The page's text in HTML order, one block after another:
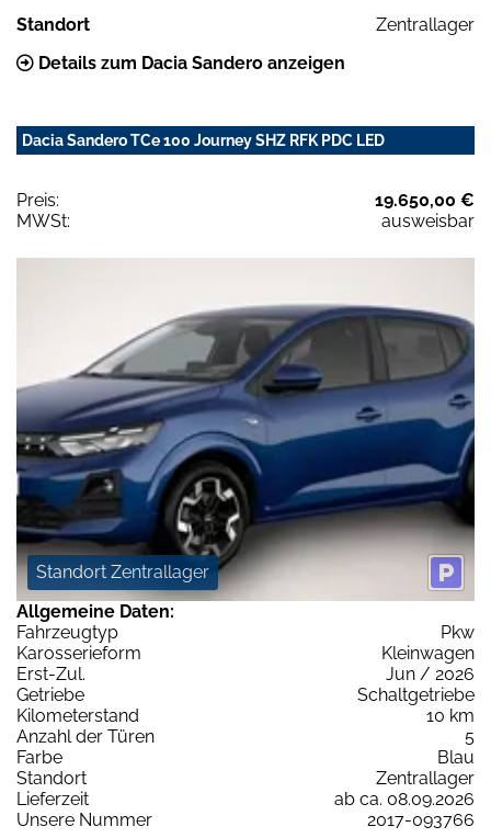
Standort
Zentrallager
Details zum Dacia Sandero anzeigen
Dacia Sandero TCe 100 Journey SHZ RFK PDC LED
Preis:
19.650,00 €
MWSt:
ausweisbar
Standort Zentrallager
Allgemeine Daten:
Fahrzeugtyp
Pkw
Karosserieform
Kleinwagen
Erst-Zul.
Jun / 2026
Getriebe
Schaltgetriebe
Kilometerstand
10 km
Anzahl der Türen
5
Farbe
Blau
Standort
Zentrallager
Lieferzeit
ab ca. 08.09.2026
Unsere Nummer
2017-093766